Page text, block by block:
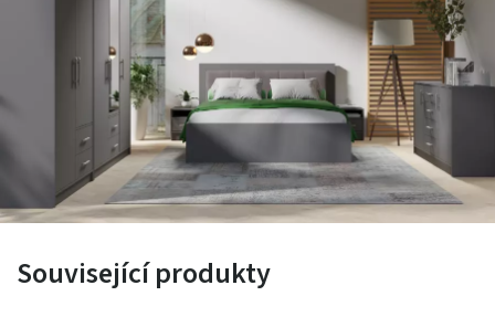
Související produkty